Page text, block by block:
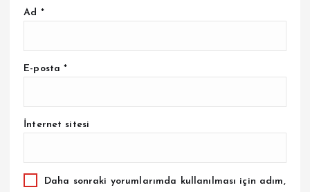
Ad *
E-posta*
İnternet sitesi
Daha sonraki yorumlarımda kullanılması için adım,